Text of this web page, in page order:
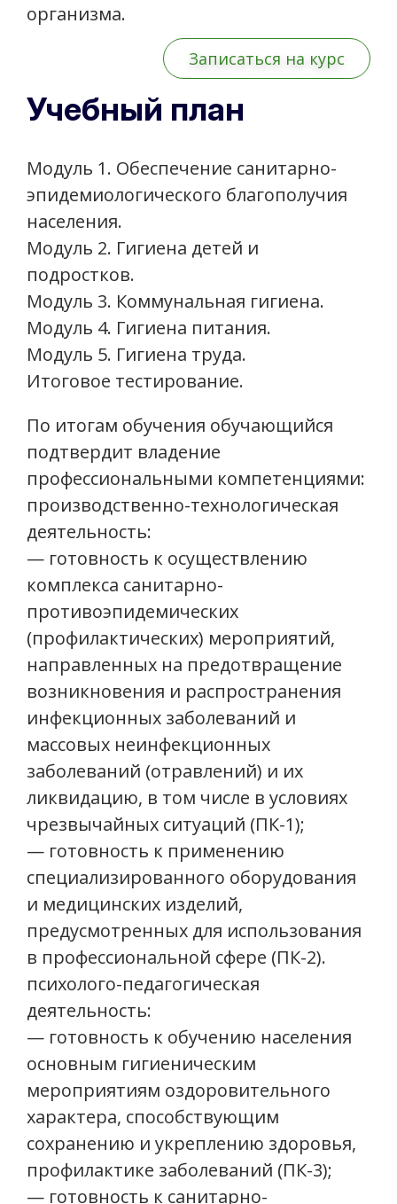
организма.
Записаться на курс
Учебный план
Модуль 1. Обеспечение санитарно-
эпидемиологического благополучия
населения.
Модуль 2. Гигиена детей и
подростков.
Модуль 3. Коммунальная гигиена.
Модуль 4. Гигиена питания.
Модуль 5. Гигиена труда.
Итоговое тестирование.
По итогам обучения обучающийся
подтвердит владение
профессиональными компетенциями:
производственно-технологическая
деятельность:
— готовность к осуществлению
комплекса санитарно-
противоэпидемических
(профилактических) мероприятий,
направленных на предотвращение
возникновения и распространения
инфекционных заболеваний и
массовых неинфекционных
заболеваний (отравлений) и их
ликвидацию, в том числе в условиях
чрезвычайных ситуаций (ПК-1);
— готовность к применению
специализированного оборудования
и медицинских изделий,
предусмотренных для использования
в профессиональной сфере (ПК-2).
психолого-педагогическая
деятельность:
— готовность к обучению населения
основным гигиеническим
мероприятиям оздоровительного
характера, способствующим
сохранению и укреплению здоровья,
профилактике заболеваний (ПК-3);
— готовность к санитарно-